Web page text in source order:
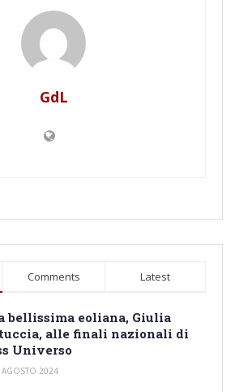
GdL
Comments Latest
bellissima eoliana, Giulia
alle finali nazionali di
Universo
AGOSTO 2024